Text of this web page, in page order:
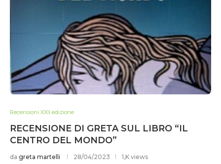
Recensioni XXII edizione
RECENSIONE DI GRETA SUL LIBRO “IL
CENTRO DEL MONDO”
da greta martelli 28/04/2023 1,K views